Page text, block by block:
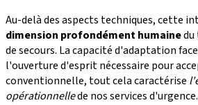
Au-delà des aspects techniques, cette
dimension profondément humainedu
de secours. La capacité d'adaptation
l'ouverture d'esprit nécessaire pour
conventionnelle, tout cela caractérise
opérationnellede nos services d'urgence.